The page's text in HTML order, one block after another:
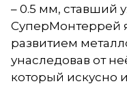
– 0.5 мм, ставший
СуперМонтеррей
развитием
унаследовав от
который искусно